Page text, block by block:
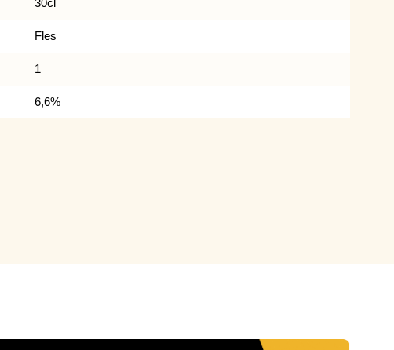
30cl
Fles
1
6,6%